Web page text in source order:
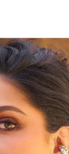
झटका लगा
बुमराह
को
सीरीज से